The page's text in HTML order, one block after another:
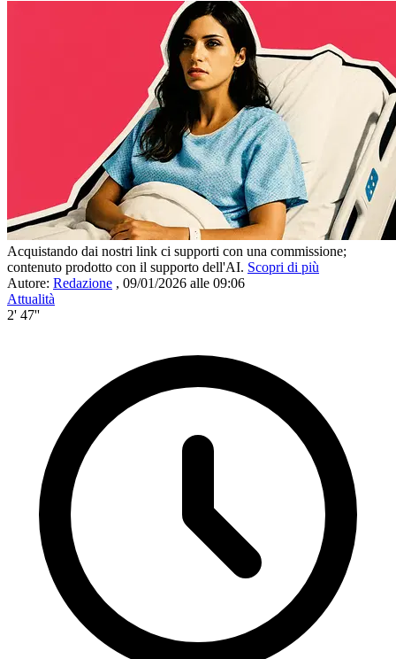
Acquistando dai nostri link ci supporti con una commissione;
contenuto prodotto con il supporto dell'AI. Scopri di più
Autore: Redazione , 09/01/2026 alle 09:06
Attualità
2' 47''